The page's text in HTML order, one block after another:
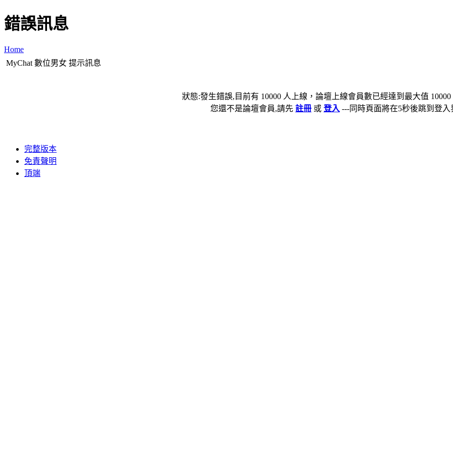
錯誤訊息
Home
MyChat 數位男女 提示訊息
狀態:發生錯誤,目前有 10000 人上線，論壇上線會員數已經達到最大值
您還不是論壇會員,請先 註冊 或 登入 ---同時頁面將在5秒後跳到登入
完整版本
免責聲明
頂端